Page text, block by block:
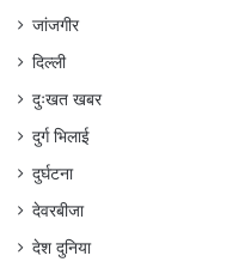
जांजगीर
दिल्ली
दुःखत खबर
दुर्ग भिलाई
दुर्घटना
देवरबीजा
देश दुनिया